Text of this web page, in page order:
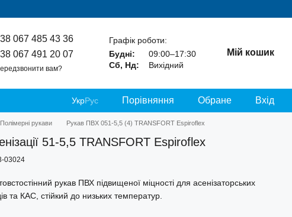
067 485 43 36
067 491 20 07
вам?
Графік роботи:
Будні:
09:00–17:30
Сб, Нд:
Вихідний
Мій кошик
УкрРус Порівняння Обране Вхід
Полімерні рукави Рукав ПВХ 051-5,5 (4) TRANSFORT Espiroflex
51-5,5 TRANSFORT Espiroflex
03024
рукав ПВХ підвищеної міцності для асенізаторських
та КАС, стійкий до низьких температур.